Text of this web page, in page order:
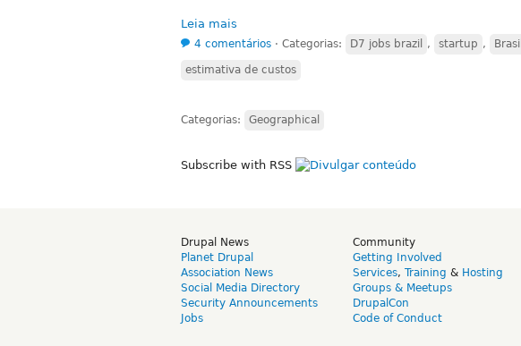
Leia mais
4 comentários ⋅ Categorias: D7 jobs brazil , startup , Brasil
estimativa de custos
Categorias: Geographical
Subscribe with RSS
Drupal News
Planet Drupal
Association News
Social Media Directory
Security Announcements
Jobs
Community
Getting Involved
Services, Training & Hosting
Groups & Meetups
DrupalCon
Code of Conduct